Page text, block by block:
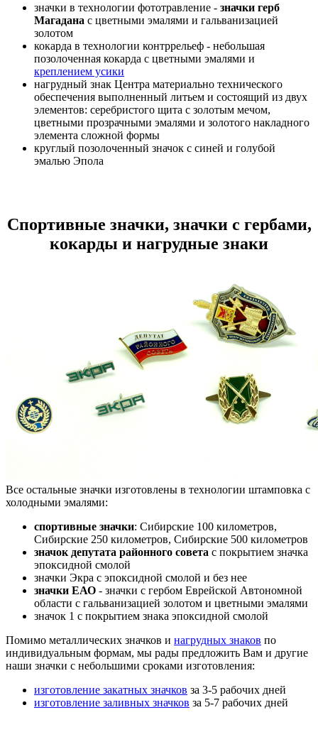
значки в технологии фототравление - значки герб
Магадана с цветными эмалями и гальванизацией
золотом
кокарда в технологии контррельеф - небольшая
позолоченная кокарда с цветными эмалями и
креплением усики
нагрудный знак Центра материально технического
обеспечения выполненный литьем и состоящий из двух
элементов: серебристого щита с золотым мечом,
цветными прозрачными эмалями и золотого накладного
элемента сложной формы
круглый позолоченный значок с синей и голубой
эмалью Эпола
Спортивные значки, значки с гербами,
кокарды и нагрудные знаки
Все остальные значки изготовлены в технологии штамповка с
холодными эмалями:
спортивные значки: Сибирские 100 километров,
Сибирские 250 километров, Сибирские 500 километров
значок депутата районного совета с покрытием значка
эпоксидной смолой
значки Экра с эпоксидной смолой и без нее
значки ЕАО - значки с гербом Еврейской Автономной
области с гальванизацией золотом и цветными эмалями
значок 1 с покрытием знака эпоксидной смолой
Помимо металлических значков и нагрудных знаков по
индивидуальным формам, мы рады предложить Вам и другие
наши значки с небольшими сроками изготовления:
изготовление закатных значков за 3-5 рабочих дней
изготовление заливных значков за 5-7 рабочих дней